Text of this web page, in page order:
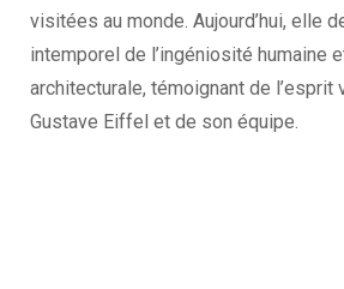
visitées au monde. Aujourd’hui, elle
intemporel de l’ingéniosité humaine
architecturale, témoignant de l’esprit
Gustave Eiffel et de son équipe.